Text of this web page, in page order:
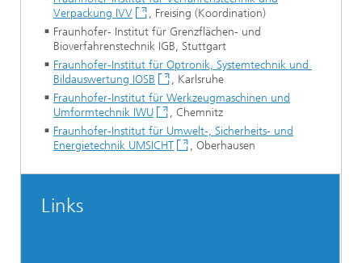
Verpackung IVV
, Freising (Koordination)
Fraunhofer- Institut für Grenzflächen- und
Bioverfahrenstechnik IGB, Stuttgart
Fraunhofer-Institut für Optronik, Systemtechnik und
Bildauswertung IOSB
, Karlsruhe
Fraunhofer-Institut für Werkzeugmaschinen und
Umformtechnik IWU
, Chemnitz
Fraunhofer-Institut für Umwelt-, Sicherheits- und
Energietechnik UMSICHT
, Oberhausen
Links